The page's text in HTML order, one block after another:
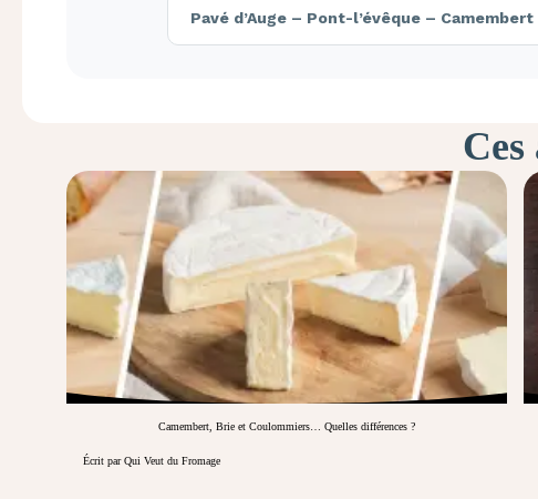
Pavé d’Auge – Pont-l’évêque –
Camembert, Brie et Coulommiers… Quelles différences ?
Écrit par Qui Veut du Fromage